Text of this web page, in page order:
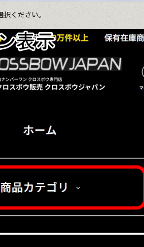
ください。